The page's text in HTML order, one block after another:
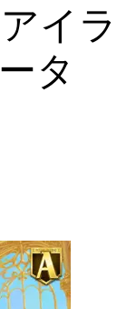
イラ
タ